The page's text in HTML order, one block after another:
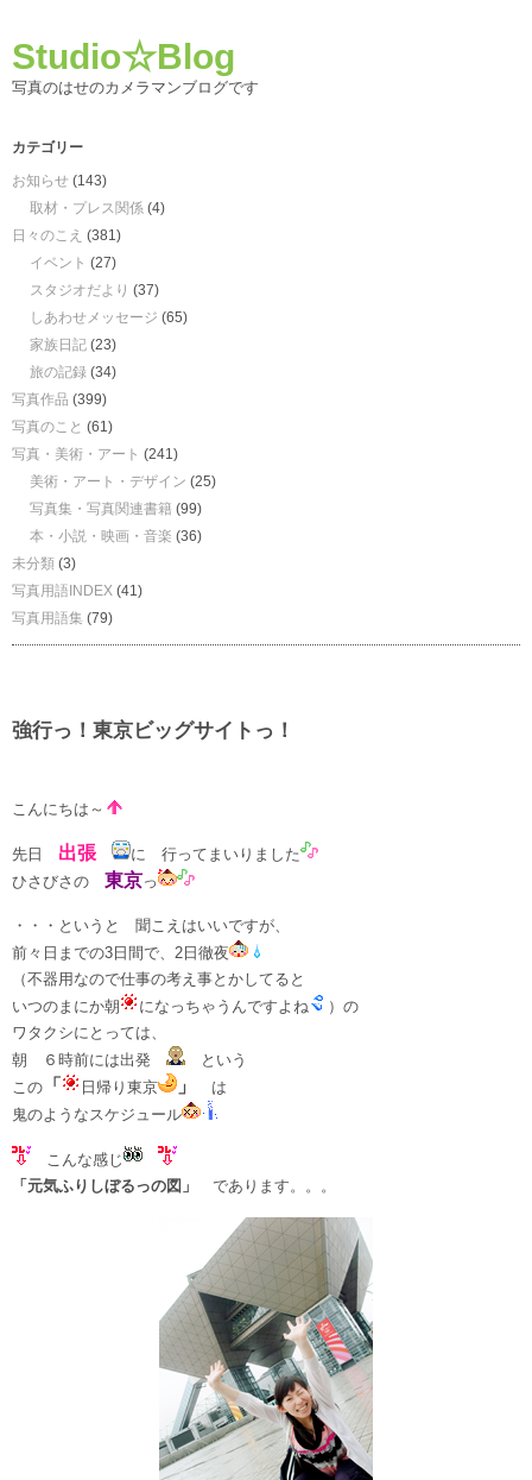
Studio☆Blog
写真のはせのカメラマンブログです
カテゴリー
お知らせ (143)
取材・プレス関係 (4)
日々のこえ (381)
イベント (27)
スタジオだより (37)
しあわせメッセージ (65)
家族日記 (23)
旅の記録 (34)
写真作品 (399)
写真のこと (61)
写真・美術・アート (241)
美術・アート・デザイン (25)
写真集・写真関連書籍 (99)
本・小説・映画・音楽 (36)
未分類 (3)
写真用語INDEX (41)
写真用語集 (79)
強行っ！東京ビッグサイトっ！
こんにちは～
先日 出張
に 行ってまいりました
ひさびさの 東京っ
・・・というと 聞こえはいいですが、
前々日までの3日間で、2日徹夜
（不器用なので仕事の考え事とかしてると
いつのまにか朝
になっちゃうんですよね
）の
ワタクシにとっては、
朝 ６時前には出発
という
この 「 日帰り東京 」
は
鬼のようなスケジュール
こんな感じ
「元気ふりしぼるっの図」
であります。。。